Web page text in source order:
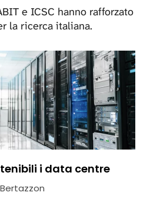
e ICSC hanno rafforzato
la ricerca italiana.
i data centre